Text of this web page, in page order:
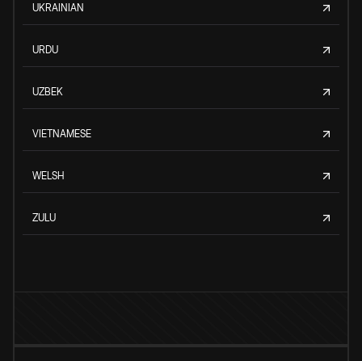
UKRAINIAN
URDU
UZBEK
VIETNAMESE
WELSH
ZULU